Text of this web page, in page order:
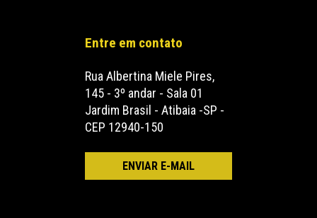
Entre em contato
Rua Albertina Miele Pires,
145 - 3º andar - Sala 01
Jardim Brasil - Atibaia -SP -
CEP 12940-150